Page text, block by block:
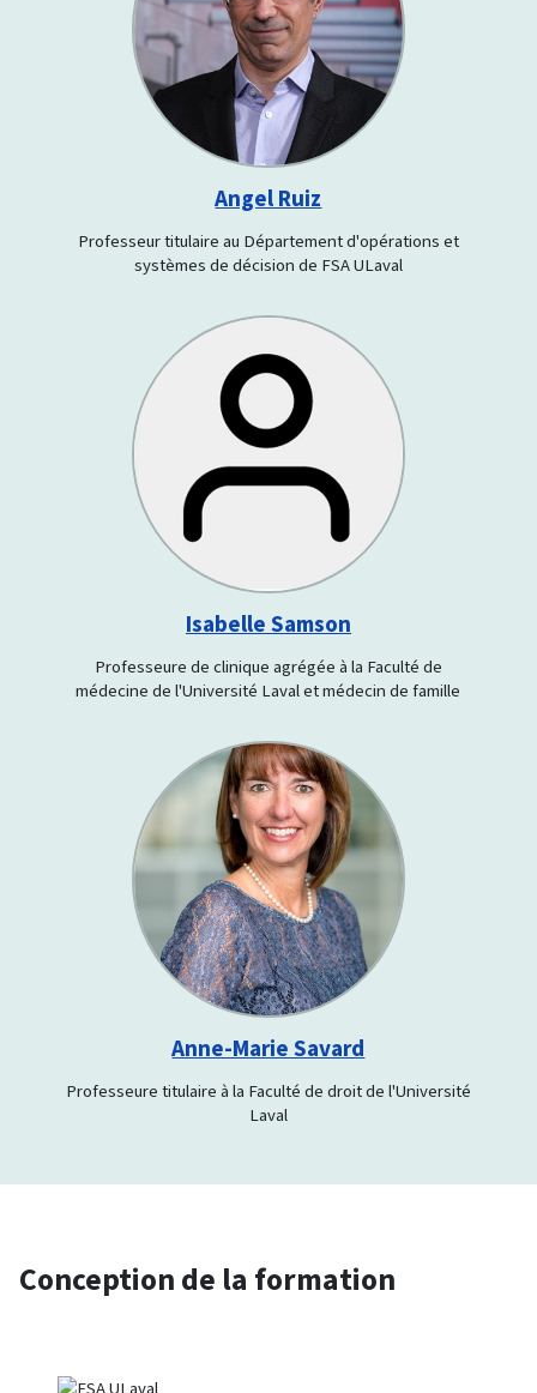
Angel Ruiz
Professeur titulaire au Département d'opérations et
systèmes de décision de FSA ULaval
Isabelle Samson
Professeure de clinique agrégée à la Faculté de
médecine de l'Université Laval et médecin de famille
Anne-Marie Savard
Professeure titulaire à la Faculté de droit de l'Université
Laval
Conception de la formation